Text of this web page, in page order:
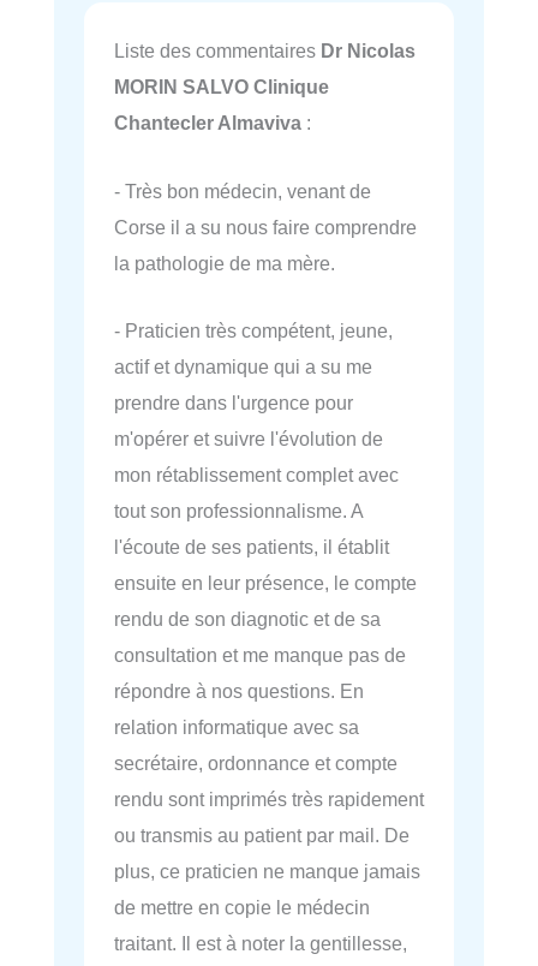
Liste des commentaires Dr Nicolas
MORIN SALVO Clinique
Chantecler Almaviva :
- Très bon médecin, venant de
Corse il a su nous faire comprendre
la pathologie de ma mère.
- Praticien très compétent, jeune,
actif et dynamique qui a su me
prendre dans l'urgence pour
m'opérer et suivre l'évolution de
mon rétablissement complet avec
tout son professionnalisme. A
l'écoute de ses patients, il établit
ensuite en leur présence, le compte
rendu de son diagnotic et de sa
consultation et me manque pas de
répondre à nos questions. En
relation informatique avec sa
secrétaire, ordonnance et compte
rendu sont imprimés très rapidement
ou transmis au patient par mail. De
plus, ce praticien ne manque jamais
de mettre en copie le médecin
traitant. Il est à noter la gentillesse,